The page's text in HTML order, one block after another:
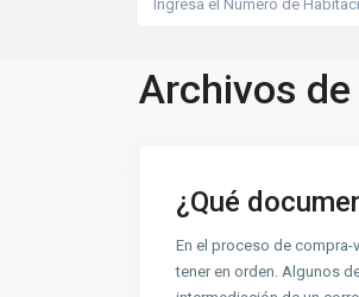
Archivos de
¿Qué
En el proceso de compra-
tener en orden. Algunos